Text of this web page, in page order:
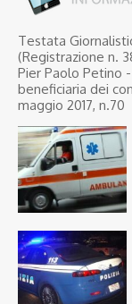
Testata
(Registrazione n.
Pier Paolo Petino
beneficiaria dei
maggio 2017, n.70